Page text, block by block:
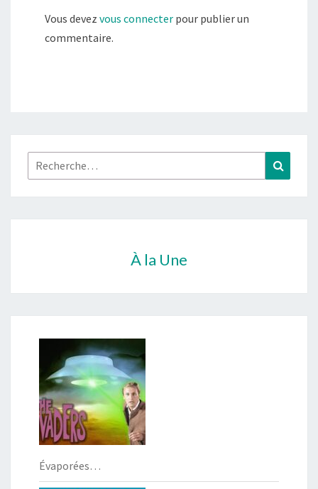
Vous devez vous connecter pour publier un
commentaire.
Rechercher :
À la Une
Évaporées…